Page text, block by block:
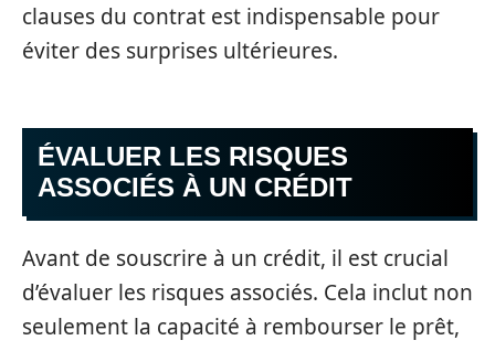
clauses du contrat est indispensable pour
éviter des surprises ultérieures.
ÉVALUER LES RISQUES
ASSOCIÉS À UN CRÉDIT
Avant de souscrire à un crédit, il est crucial
d’évaluer les risques associés. Cela inclut non
seulement la capacité à rembourser le prêt,